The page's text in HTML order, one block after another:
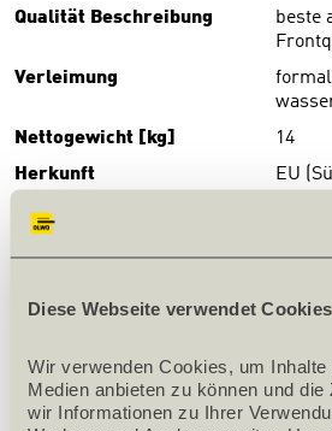
Diese Webseite verwendet Cookies
Wir verwenden Cookies, um
Medien anbieten zu können und
wir Informationen zu Ihrer
Qualität Beschreibung
beste
Verleimung
Nettogewicht [kg]
14
Herkunft
EU
DOWNLOADS
Download
Qualität: A/B, beste ausgesuchte
Verleimung: Formaldehydfrei-D3,